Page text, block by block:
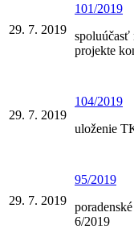
29. 7. 2019
101/2019
spoluúčasť
projekte
29. 7. 2019
104/2019
uloženie
29. 7. 2019
95/2019
6/2019